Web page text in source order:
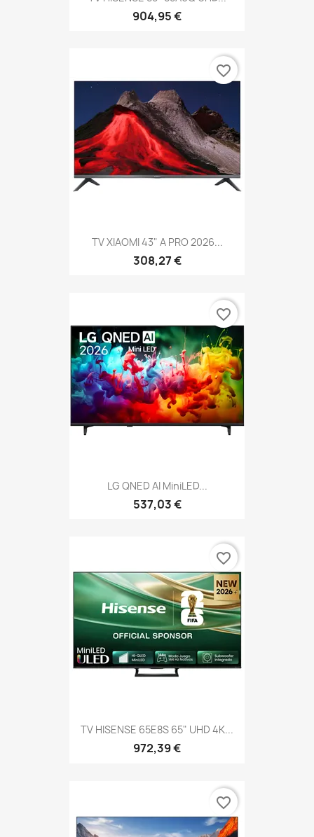
904,95 €
TV XIAOMI 43" A PRO 2026...
308,27 €
favorite_border
LG QNED AI MiniLED...
537,03 €
favorite_border
TV HISENSE 65E8S 65" UHD 4K...
972,39 €
favorite_border
favorite_border